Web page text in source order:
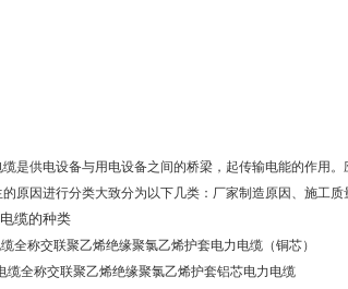
缆是供电设备与用电设备之间的桥梁，起传输电能的作用
的原因进行分类大致分为以下几类：厂家制造原因、施工
缆的种类
全称交联聚乙烯绝缘聚氯乙烯护套电力电缆（铜芯）
缆全称交联聚乙烯绝缘聚氯乙烯护套铝芯电力电缆